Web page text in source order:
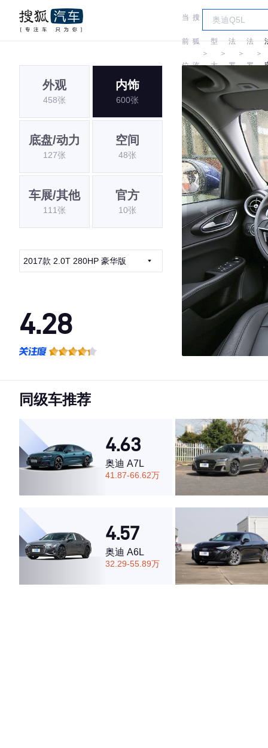
当
前
位
搜
狐
汽
车
＞
车
型
大
全
＞
尔
法
罗
欧
＞
法
罗
密
欧
＞
外观
458张
内饰
600张
底盘/动力
127张
空间
48张
车展/其他
111张
官方
10张
2017款 2.0T 280HP 豪华版
4.28
·空间表现一般，低于99%同级车
同级车推荐
4.63
奥迪 A7L
41.87-66.62万
4.57
奥迪 A6L
32.29-55.89万